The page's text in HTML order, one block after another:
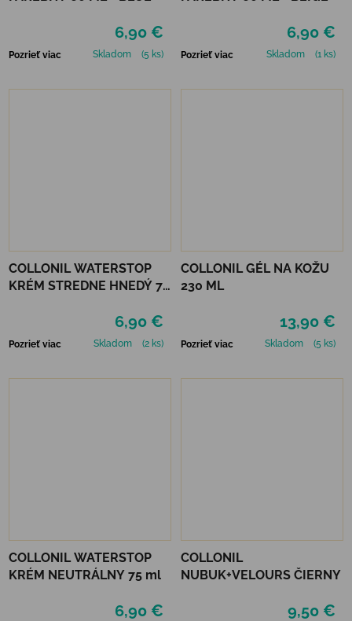
6,90 €
Pozrieť viac Skladom (5 ks)
6,90 €
Pozrieť viac Skladom (1 ks)
COLLONIL WATERSTOP
KRÉM STREDNE HNEDÝ 75
6,90 €
Pozrieť viac Skladom (2 ks)
COLLONIL GÉL NA KOŽU
230 ML
13,90 €
Pozrieť viac Skladom (5 ks)
COLLONIL WATERSTOP
KRÉM NEUTRÁLNY 75 ml
6,90 €
COLLONIL
NUBUK+VELOURS ČIERNY
9,50 €